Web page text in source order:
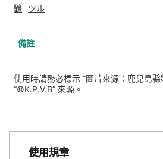
鶴 ツル
備註
使用時請務必標示 “圖片來源：鹿兒島縣
“©K.P.V.B” 來源。
使用規章